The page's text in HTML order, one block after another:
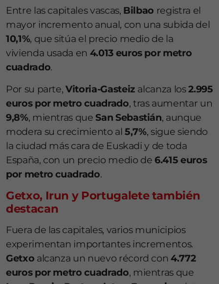
Entre las capitales vascas, Bilbao registra el
mayor incremento anual, con una subida del
10,1%, que sitúa el precio medio de la
vivienda usada en 4.013 euros por metro
cuadrado.
Por su parte,Vitoria-Gasteiz alcanza los2.995
euros por metro cuadrado, tras aumentar un
9,8%, mientras queSan Sebastián, aunque
modera su crecimiento al5,7%, sigue siendo
la ciudad más cara de Euskadi y de toda
España, con un precio medio de 6.415 euros
por metro cuadrado.
Getxo, Irun y Portugalete también
destacan
Fuera de las capitales, varios municipios
experimentan importantes incrementos.
Getxo alcanza un nuevo récord con4.772
euros por metro cuadrado, mientras que